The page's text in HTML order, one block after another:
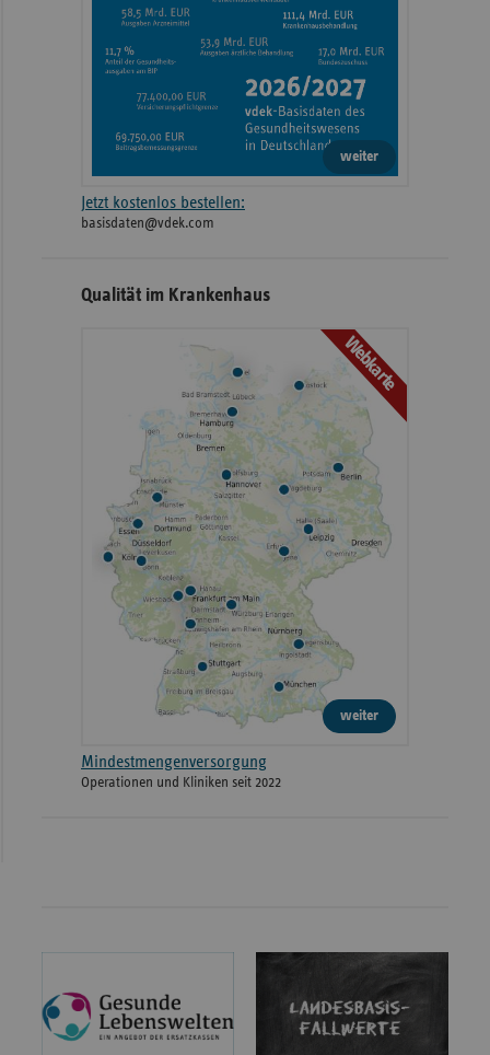
weiter
Jetzt kostenlos bestellen:
basisdaten@vdek.com
Qualität im Krankenhaus
Webkarte
weiter
Mindestmengenversorgung
Operationen und Kliniken seit 2022